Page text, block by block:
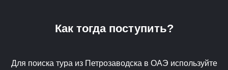
Как тогда поступить?
Для поиска тура из Петрозаводска в ОАЭ используйте